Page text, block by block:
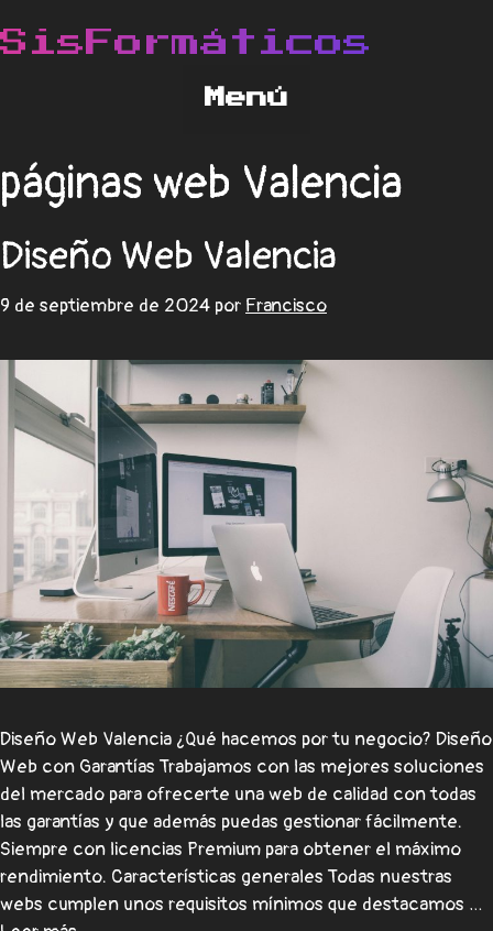
páginas web Valencia
Diseño Web Valencia
9 de septiembre de 2024 por Francisco
Diseño Web Valencia ¿Qué hacemos por tu negocio? Diseño
Web con Garantías Trabajamos con las mejores soluciones
del mercado para ofrecerte una web de calidad con todas
las garantías y que además puedas gestionar fácilmente.
Siempre con licencias Premium para obtener el máximo
rendimiento. Características generales Todas nuestras
webs cumplen unos requisitos mínimos que destacamos …